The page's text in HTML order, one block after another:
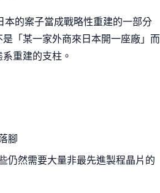
本的案子當成戰略性重建的一部分
「某一家外商來日本開一座廠」而
重建的支柱。
腳
仍然需要大量非最先進製程晶片的